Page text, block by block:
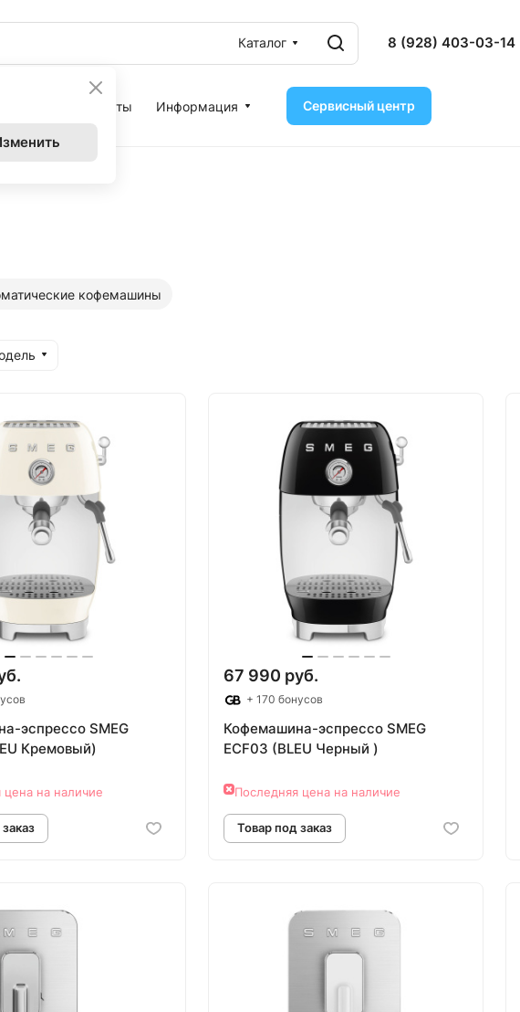
Каталог 8 (928) 403-03-14
Контакты Информация Сервисный центр
кофемашины
эспрессо SMEG
Кремовый)
цена на наличие
под заказ
67 990 руб.
+ 170 бонусов
Кофемашина-эспрессо SMEG
ECF03 (BLEU Черный )
Последняя цена на наличие
Товар под заказ